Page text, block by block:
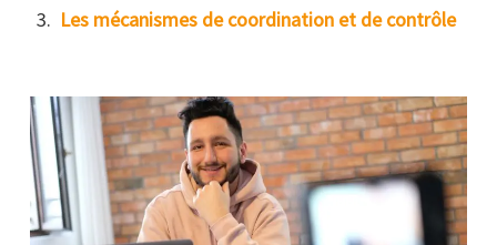
Les mécanismes de coordination et de contrôle